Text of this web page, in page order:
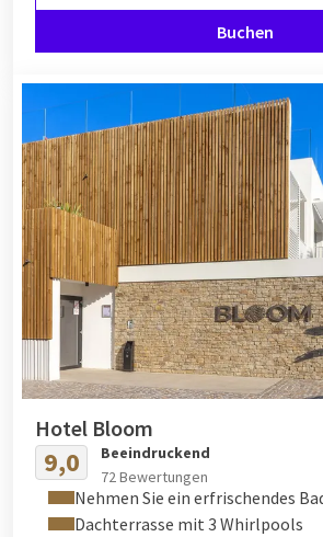
Buchen
Hotel Bloom
9,0
Beeindruckend
72 Bewertungen
Nehmen Sie ein erfrischendes
Dachterrasse mit 3 Whirlpools